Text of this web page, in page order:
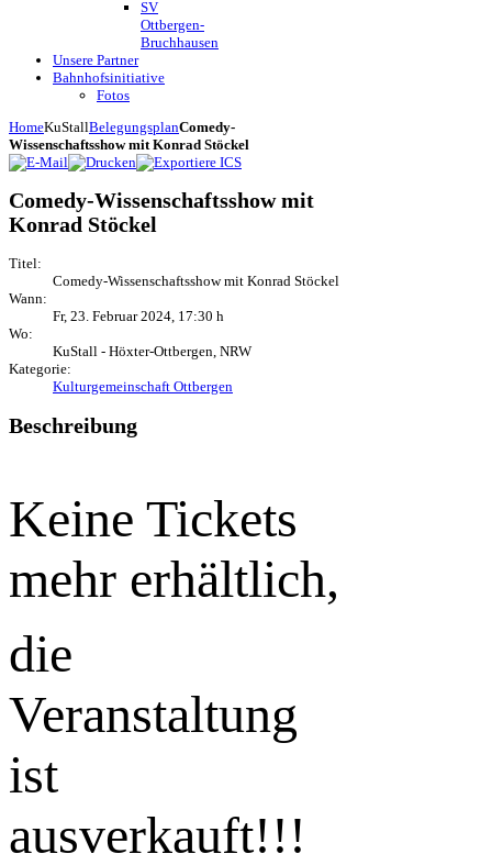
SV
Ottbergen-
Bruchhausen
Unsere Partner
Bahnhofsinitiative
Fotos
HomeKuStallBelegungsplanComedy-
Wissenschaftsshow mit Konrad Stöckel
Comedy-Wissenschaftsshow mit
Konrad Stöckel
Titel:
Comedy-Wissenschaftsshow mit Konrad Stöckel
Wann:
Fr, 23. Februar 2024, 17:30 h
Wo:
KuStall - Höxter-Ottbergen, NRW
Kategorie:
Kulturgemeinschaft Ottbergen
Beschreibung
Keine Tickets
mehr erhältlich,
die
Veranstaltung
ist
ausverkauft!!!